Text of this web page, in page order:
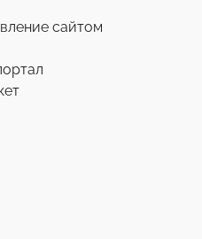
сайтом